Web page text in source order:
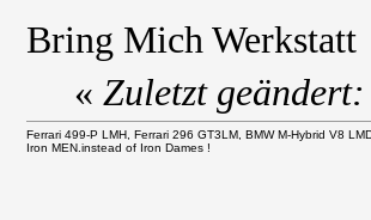
Bring Mich
« Zuletzt
Ferrari 499-P LMH, Ferrari 296 GT3LM, BMW M-Hybrid V8
Iron MEN.instead of Iron Dames !